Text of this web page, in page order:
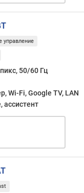
управление
50/60 Гц
Wi-Fi, Google TV, LAN
ассистент